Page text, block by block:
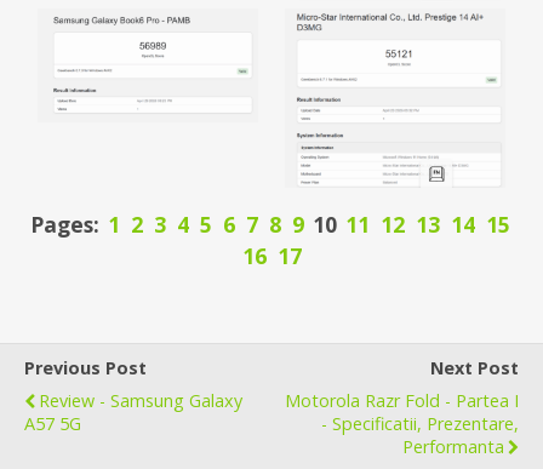
Pages: 1 2 3 4 5 6 7 8 9 10 11 12 13 14 15
16 17
Previous Post
Review - Samsung Galaxy
A57 5G
Next Post
Motorola Razr Fold - Partea I
- Specificatii, Prezentare,
Performanta